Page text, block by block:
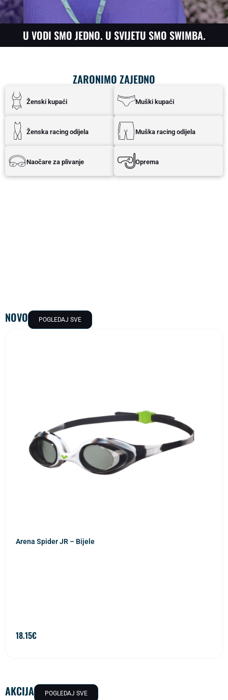
U VODI SMO JEDNO. U SVIJETU SMO SWIMBA.
ZARONIMO ZAJEDNO
Ženski kupaći Muški kupaći
Ženska racing odijela Muška racing odijela
Naočare za plivanje Oprema
NOVO POGLEDAJ SVE
Arena Spider JR – Bijele
18.15€
AKCIJA POGLEDAJ SVE